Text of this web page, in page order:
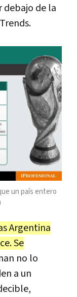
debajo de la
un país entero
Argentina
Se
no lo
a un